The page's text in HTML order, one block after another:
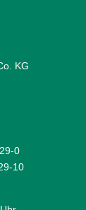
KG
0
10